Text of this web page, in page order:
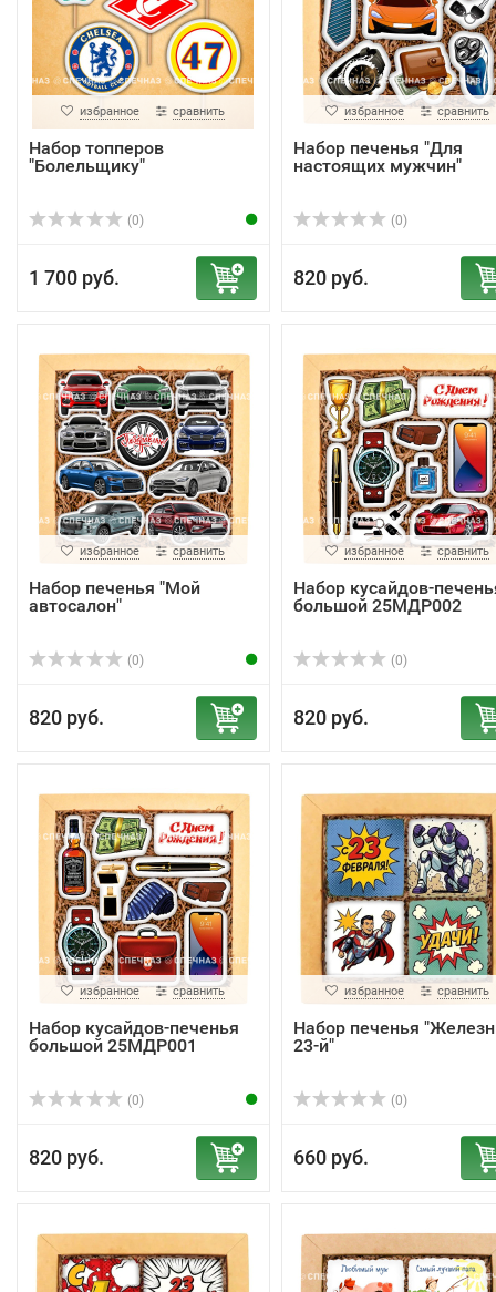
избранное сравнить
Набор топперов
"Болельщику"
(0)
1 700 руб.
избранное сравнить
Набор печенья "Для
настоящих мужчин"
(0)
820 руб.
избранное сравнить
Набор печенья "Мой
автосалон"
(0)
820 руб.
избранное сравнить
Набор кусайдов-
большой 25МДР002
(0)
820 руб.
избранное сравнить
Набор кусайдов-печенья
большой 25МДР001
(0)
820 руб.
избранное сравнить
Набор печенья
23-й"
(0)
660 руб.